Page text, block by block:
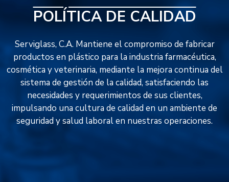
POLÍTICA DE CALIDAD
Serviglass, C.A. Mantiene el compromiso de fabricar
productos en plástico para la industria farmacéutica,
cosmética y veterinaria, mediante la mejora continua del
sistema de gestión de la calidad, satisfaciendo las
necesidades y requerimientos de sus clientes,
impulsando una cultura de calidad en un ambiente de
seguridad y salud laboral en nuestras operaciones.